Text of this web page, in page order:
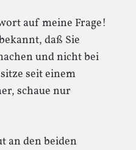
auf meine Frage!
daß Sie
und nicht bei
seit einem
schaue nur
an den beiden